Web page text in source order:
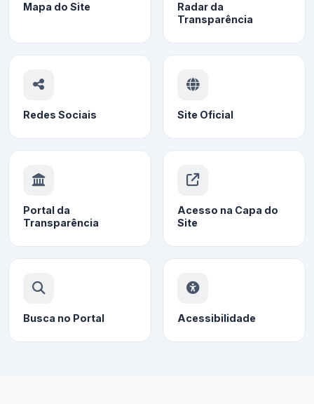
Mapa do Site
Radar da
Transparência
Redes Sociais Site Oficial
Portal da
Transparência
Acesso na Capa do
Site
Busca no Portal Acessibilidade